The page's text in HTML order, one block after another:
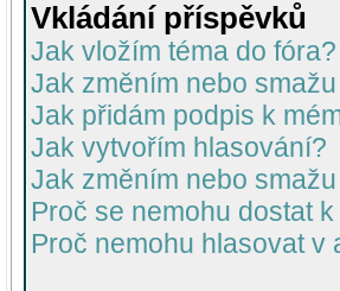
Vkládání příspěvků
Jak vložím téma do fóra?
Jak změním nebo
Jak přidám podpis k
Jak vytvořím hlasování?
Jak změním nebo
Proč se nemohu dostat
Proč nemohu hlasovat v